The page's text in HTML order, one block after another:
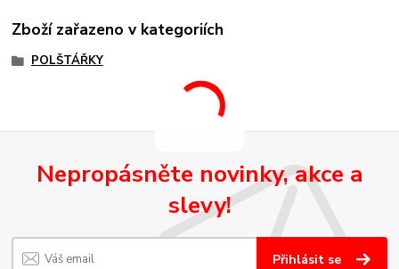
Zboží zařazeno v kategoriích
POLŠTÁŘKY
Nepropásněte novinky, akce a
slevy!
Přihlásit se